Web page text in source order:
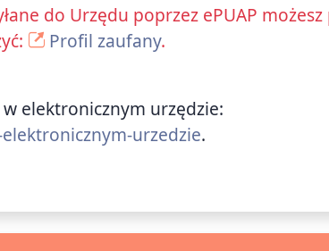
do Urzędu poprzez ePUAP
Profil zaufany.
elektronicznym urzędzie:
urzedzie.